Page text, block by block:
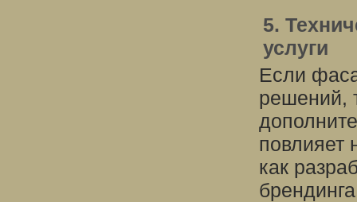
5.
услуги
Если
решений,
повлияет
как